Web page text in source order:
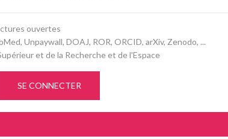
ouvertes
Unpaywall, DOAJ, ROR, ORCID, arXiv, Zenodo, ...
et de la Recherche et de l'Espace
SE CONNECTER